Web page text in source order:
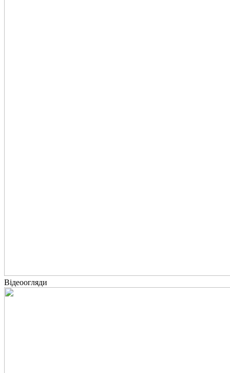
Відеоогляди